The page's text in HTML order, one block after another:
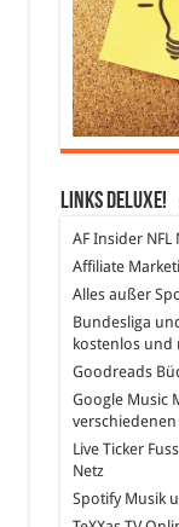
Links DeLuXe!
AF InsiderNFL
Affiliate
Alles außer
Bundesliga
kostenlos und
Goodreads
Google Music
Live Ticker
Netz
SpotifyMusik